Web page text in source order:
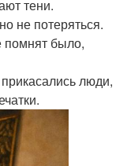
тени.
не потеряться.
помнят было,
люди,